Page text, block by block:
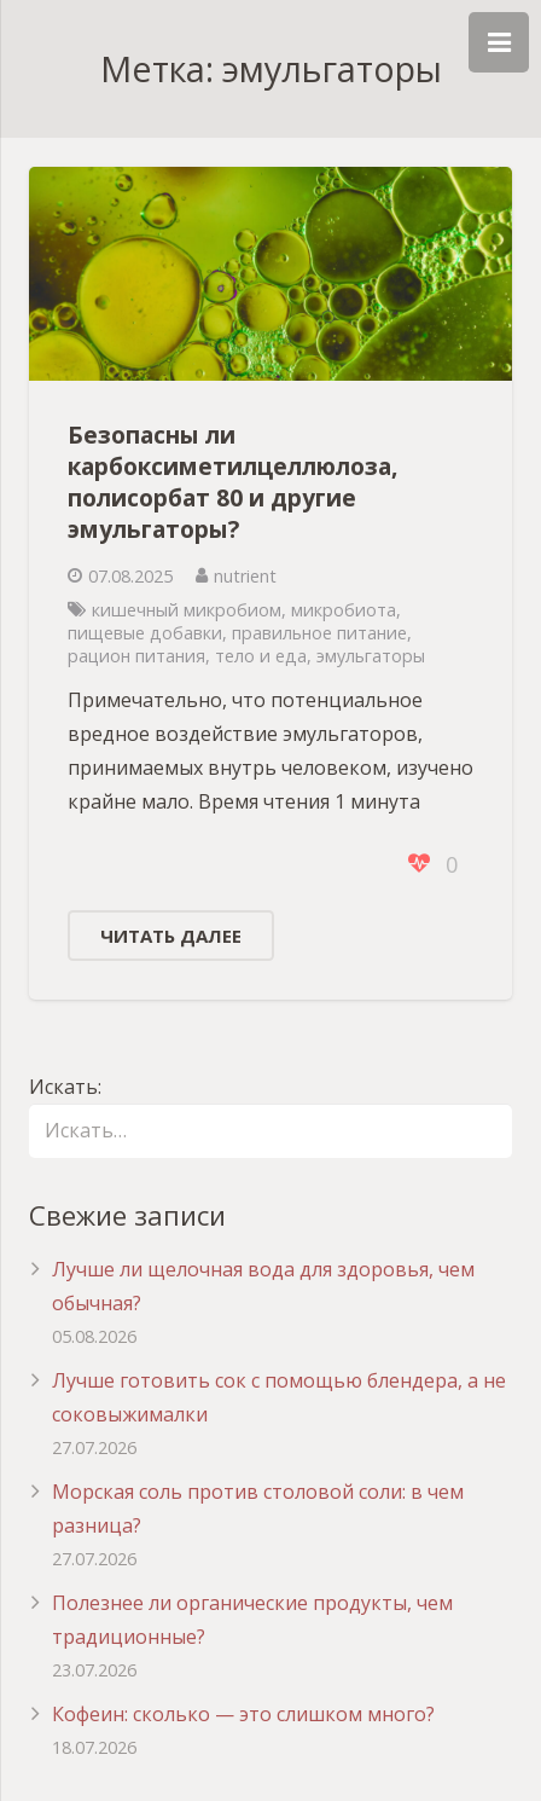
Метка: эмульгаторы
Безопасны ли
карбоксиметилцеллюлоза,
полисорбат 80 и другие
эмульгаторы?
07.08.2025
nutrient
кишечный микробиом, микробиота,
пищевые добавки, правильное питание,
рацион питания, тело и еда, эмульгаторы
Примечательно, что потенциальное
вредное воздействие эмульгаторов,
принимаемых внутрь человеком, изучено
крайне мало. Время чтения 1 минута
0
ЧИТАТЬ ДАЛЕЕ
Искать:
Свежие записи
Лучше ли щелочная вода для здоровья, чем
обычная?
05.08.2026
Лучше готовить сок с помощью блендера, а не
соковыжималки
27.07.2026
Морская соль против столовой соли: в чем
разница?
27.07.2026
Полезнее ли органические продукты, чем
традиционные?
23.07.2026
Кофеин: сколько — это слишком много?
18.07.2026